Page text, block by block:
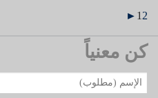
1 2
►
كن معنياً